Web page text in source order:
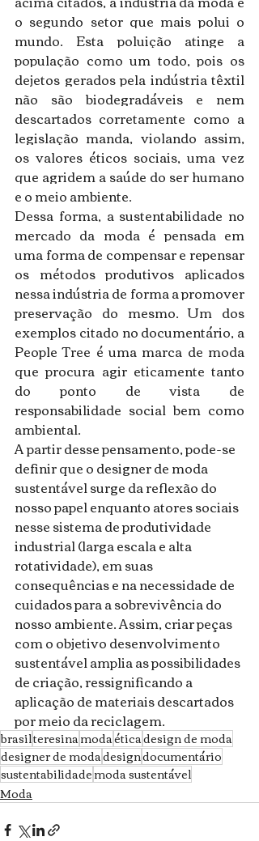
o segundo setor que mais polui o
mundo. Esta poluição atinge a
população como um todo, pois os
dejetos gerados pela indústria têxtil
não são biodegradáveis e nem
descartados corretamente como a
legislação manda, violando assim,
os valores éticos sociais, uma vez
que agridem a saúde do ser humano
e o meio ambiente.
Dessa forma, a sustentabilidade no
mercado da moda é pensada em
uma forma de compensar e repensar
os métodos produtivos aplicados
nessa indústria de forma a promover
preservação do mesmo. Um dos
exemplos citado no documentário, a
People Tree é uma marca de moda
que procura agir eticamente tanto
do ponto de vista de
responsabilidade social bem como
ambiental.
A partir desse pensamento, pode-se
definir que o designer de moda
sustentável surge da reflexão do
nosso papel enquanto atores sociais
nesse sistema de produtividade
industrial (larga escala e alta
rotatividade), em suas
consequências e na necessidade de
cuidados para a sobrevivência do
nosso ambiente. Assim, criar peças
com o objetivo desenvolvimento
sustentável amplia as possibilidades
de criação, ressignificando a
aplicação de materiais descartados
por meio da reciclagem.
brasilteresinamodaéticadesign de moda
designer de modadesigndocumentário
sustentabilidademoda sustentável
Moda